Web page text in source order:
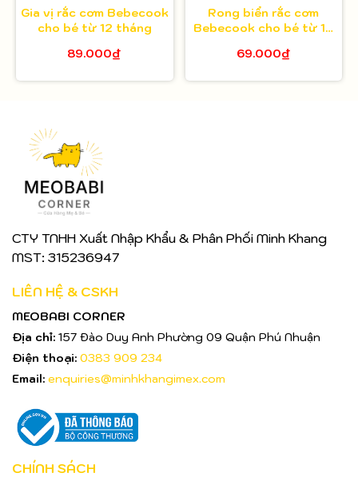
Gia vị rắc cơm Bebecook
cho bé từ 12 tháng
89.000₫
Rong biển rắc cơm
Bebecook cho bé từ 12
69.000₫
CTY TNHH Xuất Nhập Khẩu & Phân Phối Minh Khang
MST: 315236947
LIÊN HỆ & CSKH
MEOBABI CORNER
Địa chỉ: 157 Đào Duy Anh Phường 09 Quận Phú Nhuận
Điện thoại: 0383 909 234
Email: enquiries@minhkhangimex.com
CHÍNH SÁCH